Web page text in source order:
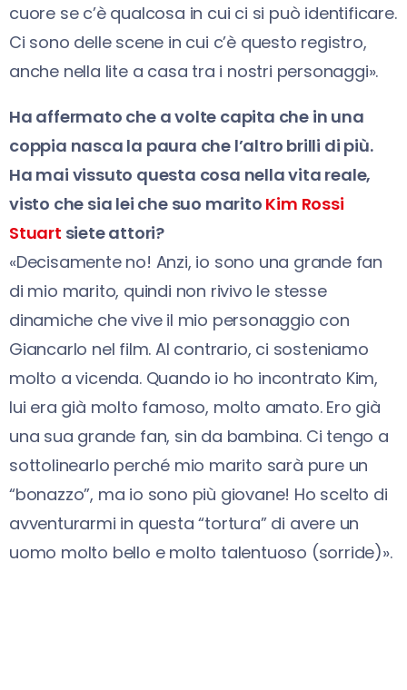
cuore se c’è qualcosa in cui ci si può identificare.
Ci sono delle scene in cui c’è questo registro,
anche nella lite a casa tra i nostri personaggi».
Ha affermato che a volte capita che in una
coppia nasca la paura che l’altro brilli di più.
Ha mai vissuto questa cosa nella vita reale,
visto che sia lei che suo marito Kim Rossi
Stuart siete attori?
«Decisamente no! Anzi, io sono una grande fan
di mio marito, quindi non rivivo le stesse
dinamiche che vive il mio personaggio con
Giancarlo nel film. Al contrario, ci sosteniamo
molto a vicenda. Quando io ho incontrato Kim,
lui era già molto famoso, molto amato. Ero già
una sua grande fan, sin da bambina. Ci tengo a
sottolinearlo perché mio marito sarà pure un
“bonazzo”, ma io sono più giovane! Ho scelto di
avventurarmi in questa “tortura” di avere un
uomo molto bello e molto talentuoso (sorride)».